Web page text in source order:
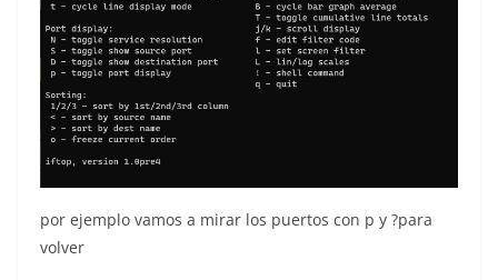
por ejemplo vamos a mirar los puertos con p y ?para
volver